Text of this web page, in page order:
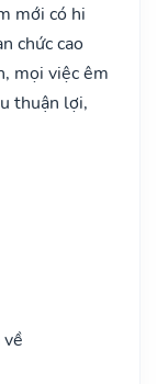
mới có hi
chức cao
mọi việc êm
thuận lợi,